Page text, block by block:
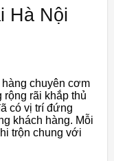
Hà Nội
chuyên cơm
rộng rãi khắp thủ
có vị trí đứng
khách hàng. Mỗi
trộn chung với